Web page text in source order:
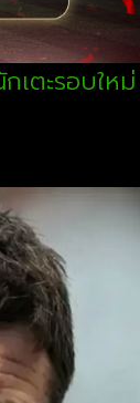
เตะรอบใหม่